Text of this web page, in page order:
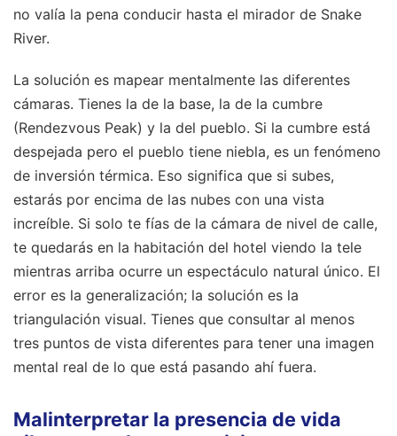
no valía la pena conducir hasta el mirador de Snake
River.
La solución es mapear mentalmente las diferentes
cámaras. Tienes la de la base, la de la cumbre
(Rendezvous Peak) y la del pueblo. Si la cumbre está
despejada pero el pueblo tiene niebla, es un fenómeno
de inversión térmica. Eso significa que si subes,
estarás por encima de las nubes con una vista
increíble. Si solo te fías de la cámara de nivel de calle,
te quedarás en la habitación del hotel viendo la tele
mientras arriba ocurre un espectáculo natural único. El
error es la generalización; la solución es la
triangulación visual. Tienes que consultar al menos
tres puntos de vista diferentes para tener una imagen
mental real de lo que está pasando ahí fuera.
Malinterpretar la presencia de vida